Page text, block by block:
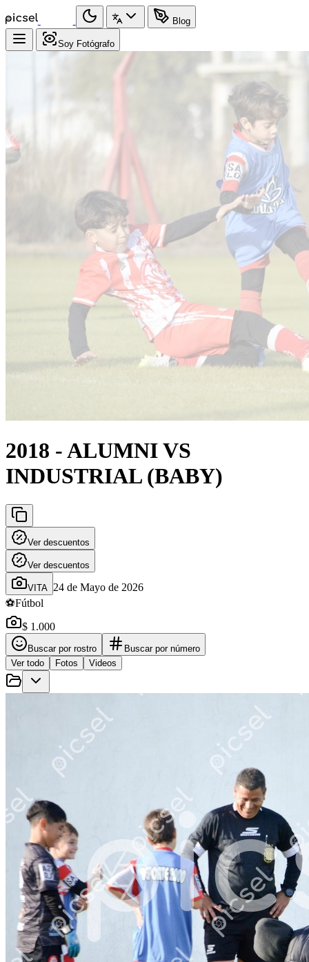
Blog
Soy Fotógrafo
2018 - ALUMNI VS
INDUSTRIAL (BABY)
Ver descuentos
Ver descuentos
VITA 24 de Mayo de 2026
⚽Fútbol
$ 1.000
Buscar por rostro
Buscar por número
Ver todo
Fotos Videos